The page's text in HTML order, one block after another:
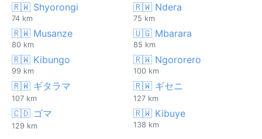
🇷🇼 Shyorongi
74 km
🇷🇼 Ndera
75 km
🇷🇼 Musanze
80 km
🇺🇬 Mbarara
85 km
🇷🇼 Kibungo
99 km
🇷🇼 Ngororero
100 km
🇷🇼 ギタラマ
107 km
🇷🇼 ギセニ
127 km
🇨🇩 ゴマ
129 km
🇷🇼 Kibuye
138 km